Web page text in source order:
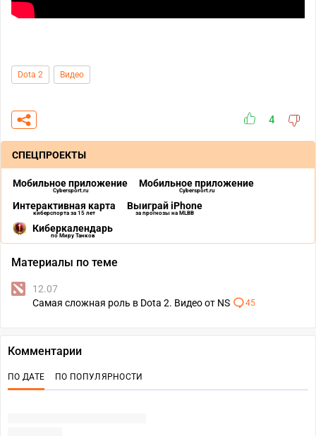
Dota 2 Видео
4
СПЕЦПРОЕКТЫ
Мобильное приложение
Cybersport.ru
Мобильное приложение
Cybersport.ru
Интерактивная карта
киберспорта за 15 лет
Выиграй iPhone
за прогнозы на MLBB
Киберкалендарь
по Миру Танков
Материалы по теме
12.07
Самая сложная роль в Dota 2. Видео от NS
45
Комментарии
ПО ДАТЕ ПО ПОПУЛЯРНОСТИ